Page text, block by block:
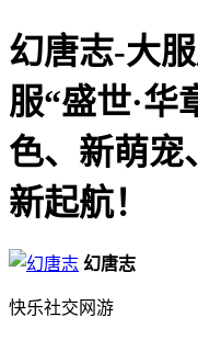
幻唐志-大
服“盛世·华
色、新萌宠
新起航！
幻唐志
快乐社交网游